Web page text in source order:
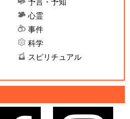
予言・予知
心霊
事件
科学
スピリチュアル